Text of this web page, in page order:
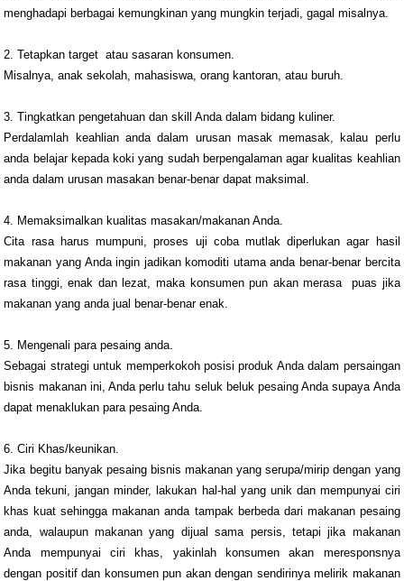
menghadapi berbagai kemungkinan yang mungkin terjadi, gagal misalnya.
2. Tetapkan target atau sasaran konsumen.
Misalnya, anak sekolah, mahasiswa, orang kantoran, atau buruh.
3. Tingkatkan pengetahuan dan skill Anda dalam bidang kuliner.
Perdalamlah keahlian anda dalam urusan masak memasak, kalau perlu
anda belajar kepada koki yang sudah berpengalaman agar kualitas keahlian
anda dalam urusan masakan benar-benar dapat maksimal.
4. Memaksimalkan kualitas masakan/makanan Anda.
Cita rasa harus mumpuni, proses uji coba mutlak diperlukan agar hasil
makanan yang Anda ingin jadikan komoditi utama anda benar-benar bercita
rasa tinggi, enak dan lezat, maka konsumen pun akan merasa puas jika
makanan yang anda jual benar-benar enak.
5. Mengenali para pesaing anda.
Sebagai strategi untuk memperkokoh posisi produk Anda dalam persaingan
bisnis makanan ini, Anda perlu tahu seluk beluk pesaing Anda supaya Anda
dapat menaklukan para pesaing Anda.
6. Ciri Khas/keunikan.
Jika begitu banyak pesaing bisnis makanan yang serupa/mirip dengan yang
Anda tekuni, jangan minder, lakukan hal-hal yang unik dan mempunyai ciri
khas kuat sehingga makanan anda tampak berbeda dari makanan pesaing
anda, walaupun makanan yang dijual sama persis, tetapi jika makanan
Anda mempunyai ciri khas, yakinlah konsumen akan meresponsnya
dengan positif dan konsumen pun akan dengan sendirinya melirik makanan